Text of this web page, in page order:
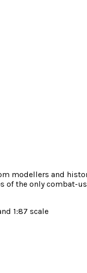
modellers and
of the only combat-
1:87 scale